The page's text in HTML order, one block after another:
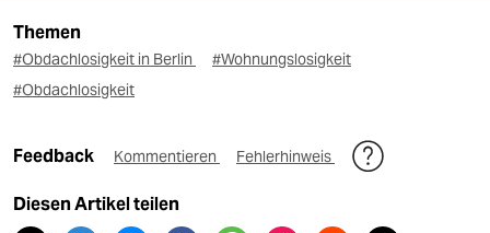
Themen
#Obdachlosigkeit in Berlin
#Wohnungslosigkeit
#Obdachlosigkeit
Feedback Kommentieren Fehlerhinweis
Diesen Artikel teilen